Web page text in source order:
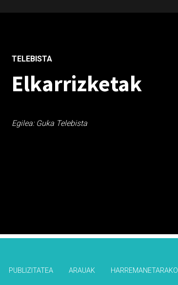
TELEBISTA
Elkarrizketak
Egilea: Guka Telebista
PUBLIZITATEA ARAUAK HARREMANETARAKO